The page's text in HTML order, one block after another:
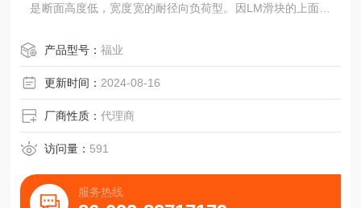
是断面高度低，宽度宽的耐径向负荷型。因LM滑块的上面开
THK直线导轨SSR-四方型SSR15XW运动滑块轴承
产品型号：福业
更新时间： 2024-08-16
厂商性质：代理商
访问量： 591
服务热线